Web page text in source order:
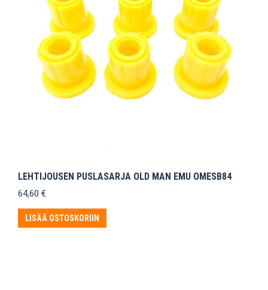
LEHTIJOUSEN PUSLASARJA OLD MAN EMU OMESB84
64,60 €
LISÄÄ OSTOSKORIIN